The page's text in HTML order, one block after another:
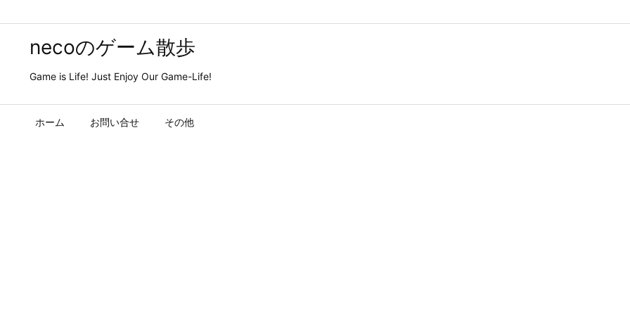
necoのゲーム散歩
Game is Life! Just Enjoy Our Game-Life!
ホーム お問い合せ その他